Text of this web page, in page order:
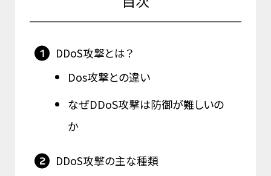
DDoS攻撃とは？
Dos攻撃との違い
なぜDDoS攻撃は防御が難しいの
か
DDoS攻撃の主な種類